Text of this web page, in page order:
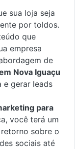
sua loja seja
por toldos.
que
empresa
de
Nova Iguaçu
e gerar leads
para
você terá um
sobre o
sociais até